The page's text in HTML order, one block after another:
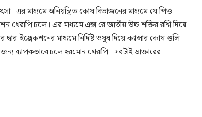
এর মাধ্যমে অনিয়ন্ত্রিত কোষ বিভাজনের মাধ্যমে যে পিণ্ড
চলে। এর মাধ্যমে এক্স রে জাতীয় উচ্চ শক্তির রশ্মি দিয়ে
ইঞ্জেকশনের মাধ্যমে নির্দিষ্ট ওষুধ দিয়ে ক্যান্সার কোষ গুলি
ব্যাপকভাবে চলে হরমোন থেরাপি। সবটাই ডাক্তারের